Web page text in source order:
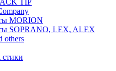
TIP
MORION
SOPRANO, LEX, ALEX
others